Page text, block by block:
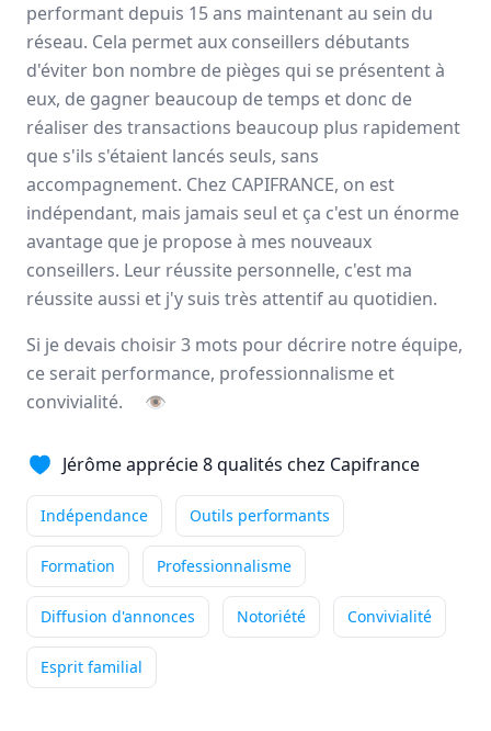
performant depuis 15 ans maintenant au sein du
réseau. Cela permet aux conseillers débutants
d'éviter bon nombre de pièges qui se présentent à
eux, de gagner beaucoup de temps et donc de
réaliser des transactions beaucoup plus rapidement
que s'ils s'étaient lancés seuls, sans
accompagnement. Chez CAPIFRANCE, on est
indépendant, mais jamais seul et ça c'est un énorme
avantage que je propose à mes nouveaux
conseillers. Leur réussite personnelle, c'est ma
réussite aussi et j'y suis très attentif au quotidien.
Si je devais choisir 3 mots pour décrire notre équipe,
ce serait performance, professionnalisme et
convivialité.
👁
Jérôme apprécie 8 qualités chez Capifrance
Indépendance Outils performants
Formation Professionnalisme
Diffusion d'annonces Notoriété Convivialité
Esprit familial
Lire son témoignage
En tant que professionnel de
l'immobilier, mon choix de
rejoindre Capifrance s'est justifié par les avantages
...
Liberté Outils performants Jamais seul
Lire son témoignage
SylvieBERTON
Conseiller immobilier-VAUJOURS
Je suis Sylvie, mandataire
Capifrance depuis 2013 sur le
secteur de la Seine-Saint-Denis.
Accompagnement
+5
ColettePRIOL
Conseiller immobilier PONT CROIX